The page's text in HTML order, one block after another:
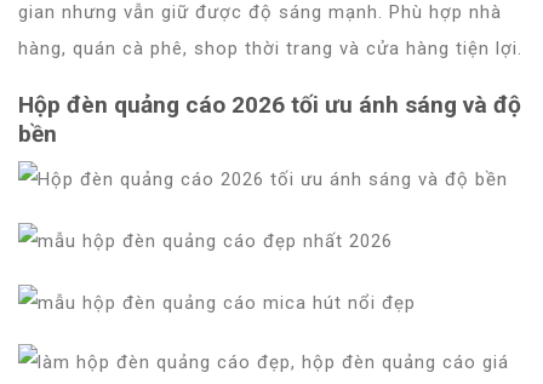
gian nhưng vẫn giữ được độ sáng mạnh. Phù hợp nhà
hàng, quán cà phê, shop thời trang và cửa hàng tiện lợi.
Hộp đèn quảng cáo 2026 tối ưu ánh sáng và độ
bền